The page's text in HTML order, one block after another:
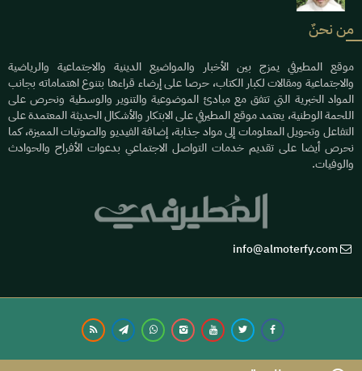
من نحنٌ
موقع المطيرفي يمزج بين الأخبار والمواضيع الدينية والاجتماعية والرياضية
والاجتماعية ومقالات لكبار الكتاب، حرصا على إرضاء قراءها بتنوع اهتماماته بجانب
المواد الخبرية التي تتفق مع مبادئ الموضوعية والتنوير والوسطية ونحرص على
اللحمة الوطنية، يعتمد موقع المطيرفي على الابتكار والأشكال الحديثة المعتمدة على
التفاعل وتحويل المعلومات إلى مواد جذابة، إضافة الفيديو والصوتيات المميزة، كما
نحرص أيضا على تقديم خدمات التواصل الاجتماعي بدعوات الأفراح والحوادث
والوفيات.
info@almoterfy.com